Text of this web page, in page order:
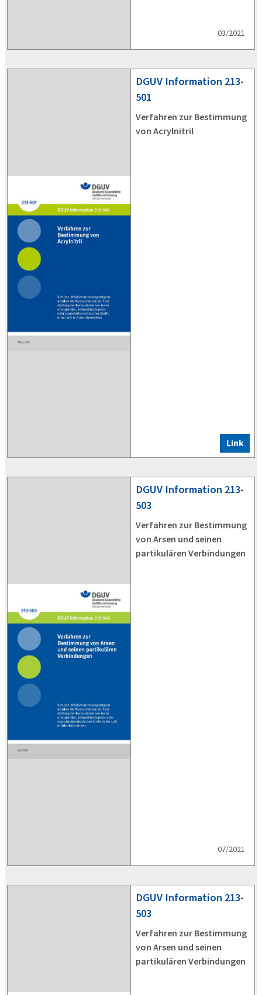
03/2021
DGUV Information 213-
501
Verfahren zur Bestimmung
von Acrylnitril
Link
DGUV Information 213-
503
Verfahren zur Bestimmung
von Arsen und seinen
partikulären Verbindungen
07/2021
DGUV Information 213-
503
Verfahren zur Bestimmung
von Arsen und seinen
partikulären Verbindungen